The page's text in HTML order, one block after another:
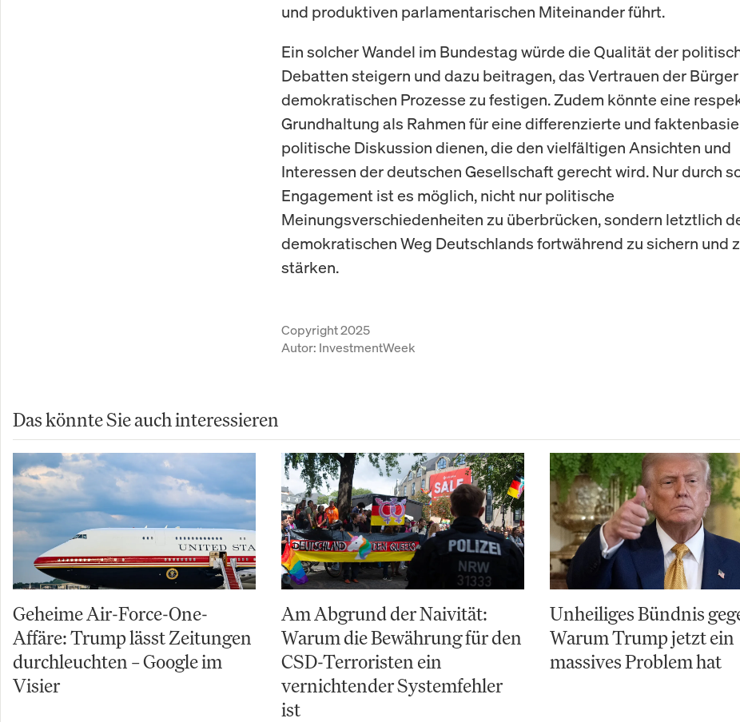
und produktiven parlamentarischen Miteinander führt.
Ein solcher Wandel im Bundestag würde die Qualität der
Debatten steigern und dazu beitragen, das Vertrauen der
demokratischen Prozesse zu festigen. Zudem könnte eine
Grundhaltung als Rahmen für eine differenzierte und
politische Diskussion dienen, die den vielfältigen Ansichten und
Interessen der deutschen Gesellschaft gerecht wird. Nur durch
Engagement ist es möglich, nicht nur politische
Meinungsverschiedenheiten zu überbrücken, sondern letztlich
demokratischen Weg Deutschlands fortwährend zu sichern und
stärken.
Copyright 2025
Autor: InvestmentWeek
Das könnte Sie auch interessieren
Geheime Air-Force-One-
Affäre: Trump lässt Zeitungen
durchleuchten – Google im
Visier
Am Abgrund der Naivität:
Warum die Bewährung für den
CSD-Terroristen ein
vernichtender Systemfehler
ist
Unheiliges Bündnis
Warum Trump jetzt ein
massives Problem hat